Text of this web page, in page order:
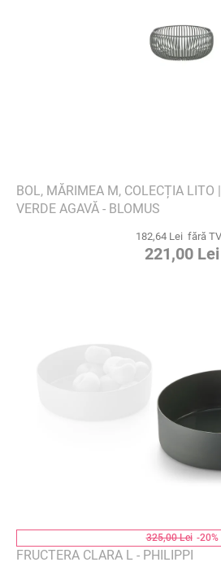
BOL, MĂRIMEA M, COLECȚIA
VERDE AGAVĂ - BLOMUS
182,64 Lei fără
221,00 Lei
325,00 Lei -20%
FRUCTERA CLARA L - PHILIPPI